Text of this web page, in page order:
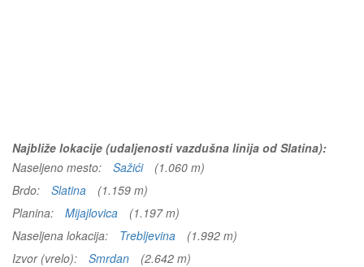
Najbliže lokacije (udaljenosti vazdušna linija od Slatina):
Naseljeno mesto:
Sažići
(1.060 m)
Brdo:
Slatina
(1.159 m)
Planina:
Mijajlovica
(1.197 m)
Naseljena lokacija:
Trebljevina
(1.992 m)
Izvor (vrelo):
Smrdan
(2.642 m)